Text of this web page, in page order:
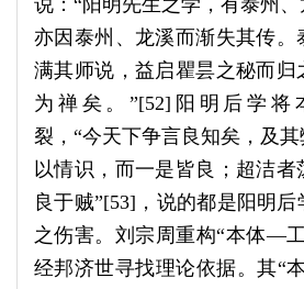
说：“阳明先生之学，有泰州、
亦因泰州、龙溪而渐失其传。
满其师说，益启瞿昙之秘而归
为禅矣。”[52]阳明后学将
裂，“今天下争言良知矣，及
以情识，而一是皆良；超洁者
良于贼”[53]，说的都是阳明
之伤害。刘宗周重构“本体—
经邦济世寻找理论依据。其“